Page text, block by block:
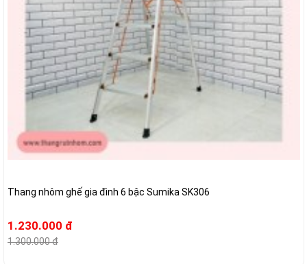
Thang nhôm ghế gia đình 6 bậc Sumika SK306
1.230.000 đ
1.300.000 đ